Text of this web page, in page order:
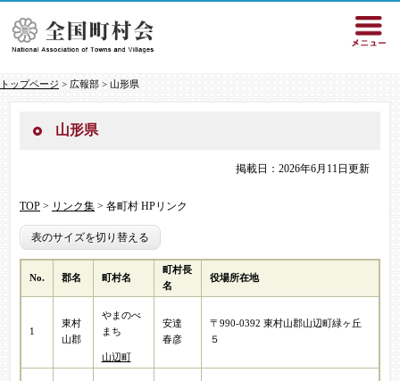
トップページ > 広報部 > 山形県
山形県
掲載日：2026年6月11日更新
TOP > リンク集 > 各町村 HPリンク
表のサイズを切り替える
No. 郡名 町村名
町村長
名
役場所在地
1
東村
山郡
やまのべ
まち
山辺町
安達
春彦​
〒990-0392 東村山郡山辺町緑ヶ丘
５